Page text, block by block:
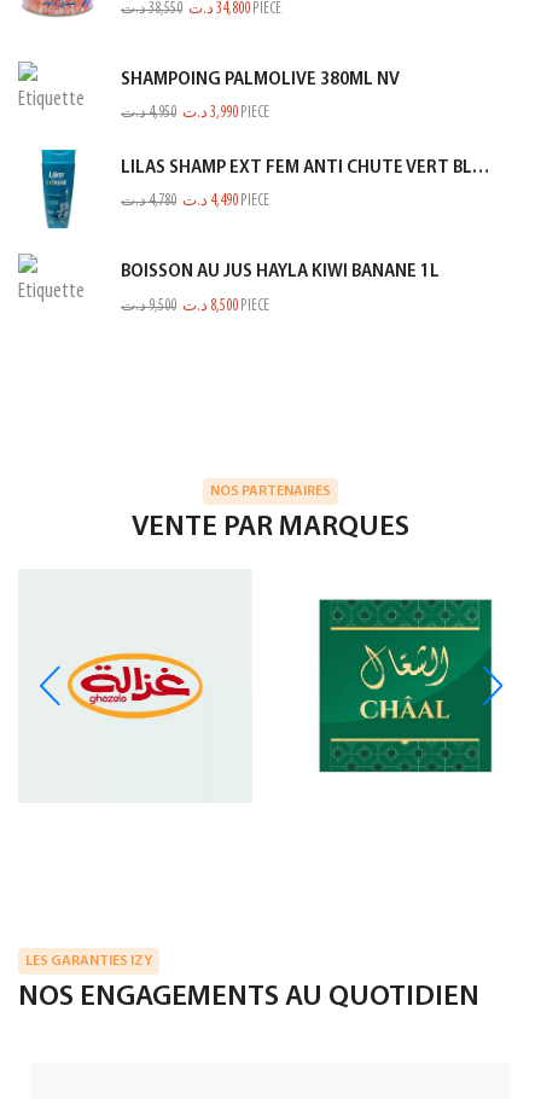
38,550د.ت 34,800 د.ت PIECE
SHAMPOING PALMOLIVE 380ML NV
4,950د.ت 3,990 د.ت PIECE
LILAS SHAMP EXT FEM ANTI CHUTE VERT BLEUTE 350ML
4,780د.ت 4,490 د.ت PIECE
BOISSON AU JUS HAYLA KIWI BANANE 1L
9,500د.ت 8,500 د.ت PIECE
NOS PARTENAIRES
VENTE PAR MARQUES
LES GARANTIES IZY
NOS ENGAGEMENTS AU QUOTIDIEN